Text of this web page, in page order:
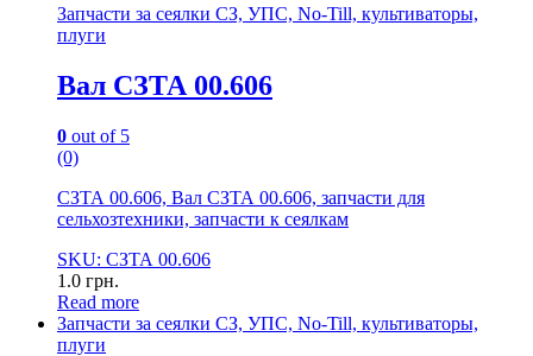
Запчасти за сеялки СЗ, УПС, No-Till, культиваторы,
плуги
Вал СЗТА 00.606
0 out of 5
(0)
СЗТА 00.606, Вал СЗТА 00.606, запчасти для
сельхозтехники, запчасти к сеялкам
SKU: СЗТА 00.606
1.0 грн.
Read more
Запчасти за сеялки СЗ, УПС, No-Till, культиваторы,
плуги